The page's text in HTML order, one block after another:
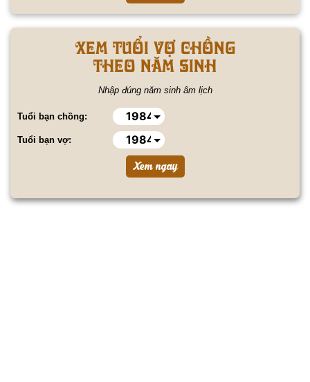
Xem tuổi vợ chồng
theo năm sinh
Nhập đúng năm sinh âm lịch
Tuổi bạn chồng:
Tuổi bạn vợ: